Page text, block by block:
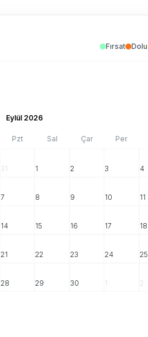
Fırsat Dolu
Eylül 2026
Pzt Sal Çar Per
31 1 2 3 4
7 8 9 10 11
14 15 16 17 18
21 22 23 24 25
28 29 30 1 2